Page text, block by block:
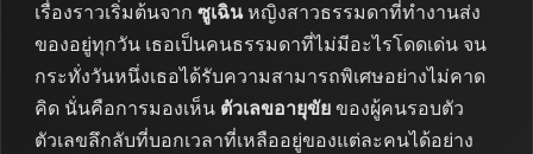
เรื่องราวเริ่มต้นจาก ซูเฉินหญิงสาวธรรมดาที่ทำงานส่ง
ของอยู่ทุกวัน เธอเป็นคนธรรมดาที่ไม่มีอะไรโดดเด่น จน
กระทั่งวันหนึ่งเธอได้รับความสามารถพิเศษอย่างไม่คาด
คิด นั่นคือการมองเห็น ตัวเลขอายุขัย ของผู้คนรอบตัว
ตัวเลขลึกลับที่บอกเวลาที่เหลืออยู่ของแต่ละคนได้อย่าง